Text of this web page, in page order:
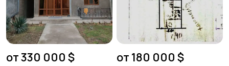
от 330 000 $ от 180 000 $